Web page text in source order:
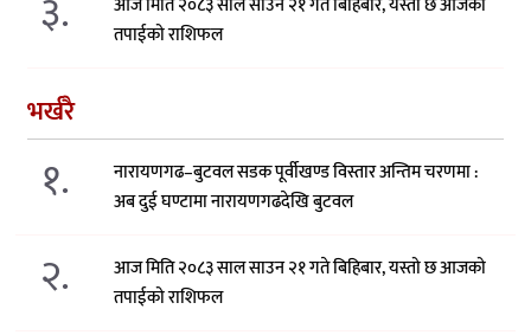
तपाईको राशिफल
भर्खरै
१.
नारायणगढ–बुटवल सडक पूर्वीखण्ड विस्तार अन्तिम चरणमा :
अब दुई घण्टामा नारायणगढदेखि बुटवल
२.
आज मिति २०८३ साल साउन २१ गते बिहिबार, यस्तो छ आजको
तपाईको राशिफल